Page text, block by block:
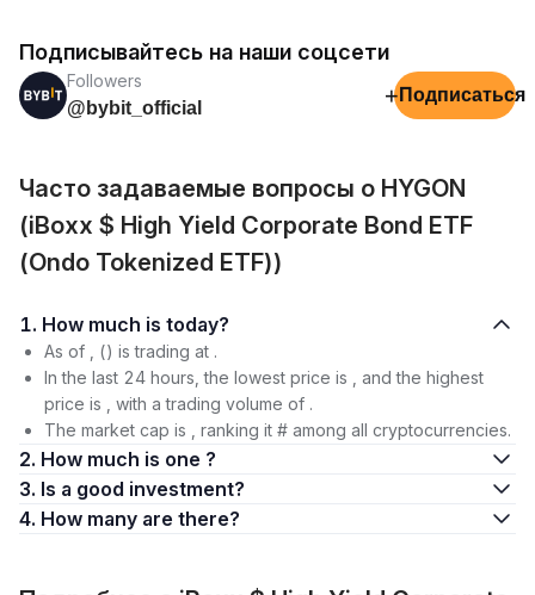
Подписывайтесь на наши соцсети
Followers
@bybit_official
+ Подписаться
Часто задаваемые вопросы о HYGON
(iBoxx $ High Yield Corporate Bond ETF
(Ondo Tokenized ETF))
1. How much is today?
As of , () is trading at .
In the last 24 hours, the lowest price is , and the highest
price is , with a trading volume of .
The market cap is , ranking it # among all cryptocurrencies.
2. How much is one ?
3. Is a good investment?
4. How many are there?